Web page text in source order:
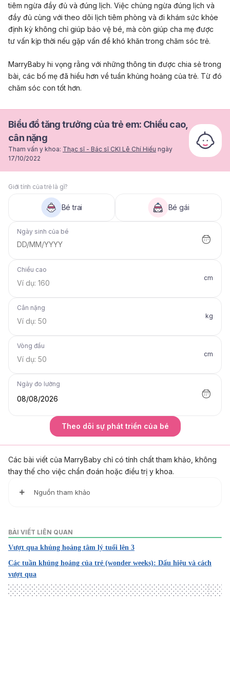
tiêm ngừa đầy đủ và đúng lịch. Việc chủng ngừa đúng lịch và
đầy đủ cùng với theo dõi lịch tiêm phòng và đi khám sức khỏe
định kỳ không chỉ giúp bảo vệ bé, mà còn giúp cha mẹ được
tư vấn kịp thời nếu gặp vấn đề khó khăn trong chăm sóc trẻ.
MarryBaby hi vọng rằng với những thông tin được chia sẻ trong
bài, các bố mẹ đã hiểu hơn về tuần khủng hoảng của trẻ. Từ đó
chăm sóc con tốt hơn.
Biểu đồ tăng trưởng của trẻ em: Chiều cao,
cân nặng
Tham vấn y khoa: Thạc sĩ - Bác sĩ CKI Lê Chí Hiếu ngày
17/10/2022
Giới tính của trẻ là gì?
Bé trai Bé gái
Ngày sinh của bé
DD/MM/YYYY
Chiều cao
cm
Cân nặng
kg
Vòng đầu
cm
Ngày đo lường
08/08/2026
Theo dõi sự phát triển của bé
Các bài viết của MarryBaby chỉ có tính chất tham khảo, không
thay thế cho việc chẩn đoán hoặc điều trị y khoa.
Nguồn tham khảo
https://my.clevelandclinic.org/health/diseases/14814-
developmental-delay-in-children
Ngày truy cập 22/4/2025
Developmental milestones and the Early Years Learning F
ramework and the National Quality Standards
https://www.acecqa.gov.au/sites/default/files/2018-
BÀI VIẾT LIÊN QUAN
Vượt qua khủng hoảng tâm lý tuổi lên 3
Các tuần khủng hoảng của trẻ (wonder weeks): Dấu hiệu và cách
vượt qua